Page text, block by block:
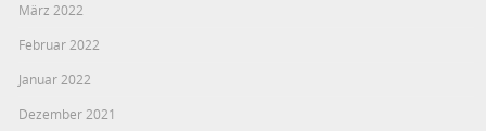
März 2022
Februar 2022
Januar 2022
Dezember 2021